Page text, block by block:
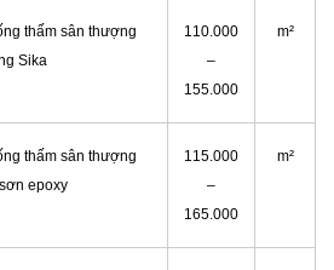
thấm sân thượng
Sika
110.000
–
155.000
m²
thấm sân thượng
epoxy
115.000
–
165.000
m²